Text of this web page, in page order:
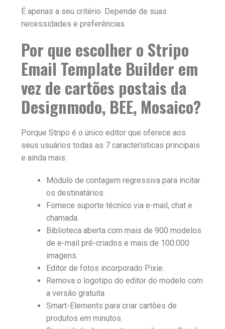
É apenas a seu critério. Depende de suas
necessidades e preferências.
Por que escolher o Stripo
Email Template Builder em
vez de cartões postais da
Designmodo, BEE, Mosaico?
Porque Stripo é o único editor que oferece aos
seus usuários todas as 7 características principais
e ainda mais:
Módulo de contagem regressiva para incitar
os destinatários.
Fornece suporte técnico via e-mail, chat e
chamada.
Biblioteca aberta com mais de 900 modelos
de e-mail pré-criados e mais de 100.000
imagens.
Editor de fotos incorporado Pixie.
Remova o logotipo do editor do modelo com
a versão gratuita.
Smart-Elements para criar cartões de
produtos em minutos.